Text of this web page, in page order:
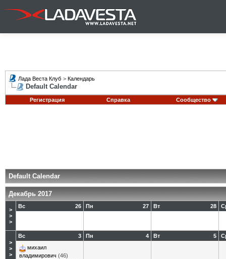
Лада Веста Клуб > Календарь
Default Calendar
Регистрация Справка Сообщество
Default Calendar
Декабрь 2017
>
>
>
26
Вс 27
Пн 28
Вт
>
>
>
3
Вс
михаил
владимирович (46)
4
Пн 5
Вт